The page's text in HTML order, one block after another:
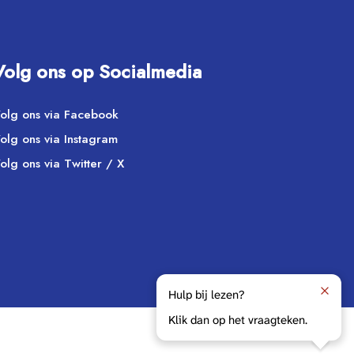
ons op Socialmedia
ons via Facebook
ons via Instagram
ons via Twitter / X
Hulp bij lezen?
Klik dan op het vraagteken.